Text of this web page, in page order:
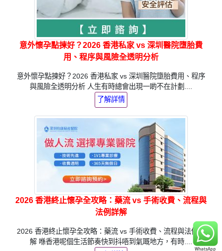
意外懷孕點揀好？2026 香港私家 vs 深圳醫院墮胎費
用、程序與風險全透明分析
意外懷孕點揀好？2026 香港私家 vs 深圳醫院墮胎費用、程序
與風險全透明分析 人生有時總會出現一啲不在計劃....
了解詳情
2026 香港終止懷孕全攻略：藥流 vs 手術收費、流程與
法例詳解
2026 香港終止懷孕全攻略：藥流 vs 手術收費、流程與法例詳
解 喺香港呢個生活節奏快到抖唔到氣嘅地方，有時....